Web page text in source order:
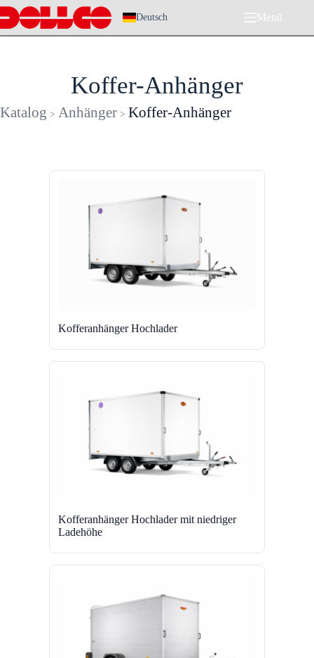
Zum
Inhalt
springen
Deutsch Menü
Koffer-Anhänger
Katalog > Anhänger > Koffer-Anhänger
Kofferanhänger Hochlader
Kofferanhänger Hochlader mit niedriger
Ladehöhe